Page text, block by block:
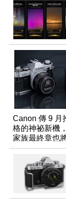
Canon 傳 9 月
格的神祕新機
家族最終章也